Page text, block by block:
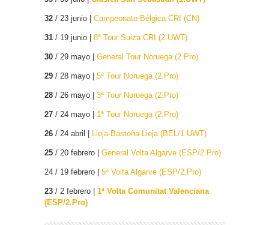
32 / 23 junio | Campeonato Bélgica CRI (CN)
31 / 19 junio | 8ª Tour Suiza CRI (2.UWT)
30 / 29 mayo | General Tour Noruega (2.Pro)
29 / 28 mayo | 5ª Tour Noruega (2.Pro)
28 / 26 mayo | 3ª Tour Noruega (2.Pro)
27 / 24 mayo | 1ª Tour Noruega (2.Pro)
26 / 24 abril | Lieja-Bastoña-Lieja (BEL/1.UWT)
25 / 20 febrero | General Volta Algarve (ESP/2.Pro)
24 / 19 febrero | 5ª Volta Algarve (ESP/2.Pro)
23 / 2 febrero | 1ª Volta Comunitat Valenciana
(ESP/2.Pro)